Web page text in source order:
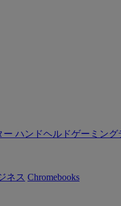
ー ハンドヘルドゲーミン
ネス Chromebooks